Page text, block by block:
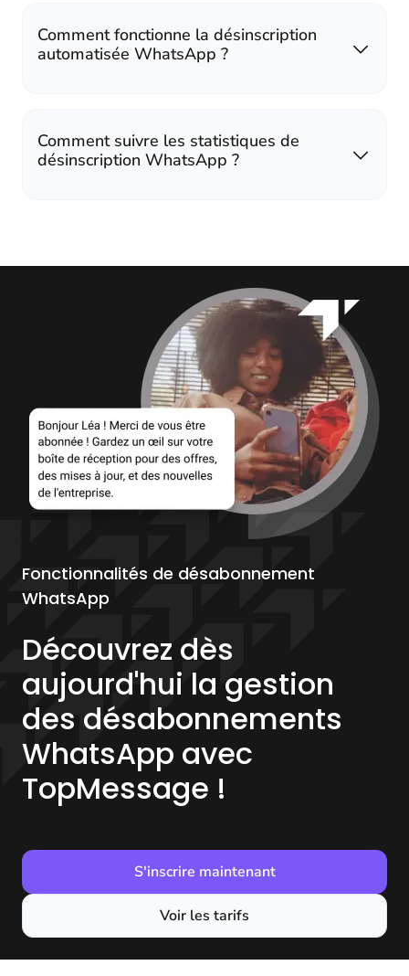
Comment fonctionne la désinscription
automatisée WhatsApp ?
Comment suivre les statistiques de
désinscription WhatsApp ?
Fonctionnalités de désabonnement
WhatsApp
Découvrez dès
aujourd'hui la gestion
des désabonnements
WhatsApp avec
TopMessage !
S'inscrire maintenant
Voir les tarifs